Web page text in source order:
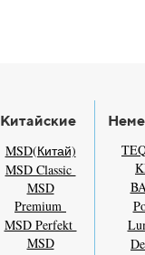
Китайские
MSD(Китай)
MSD Classic
MSD
Premium
MSD Perfekt
MSD